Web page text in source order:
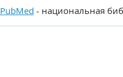
PubMed - национальная